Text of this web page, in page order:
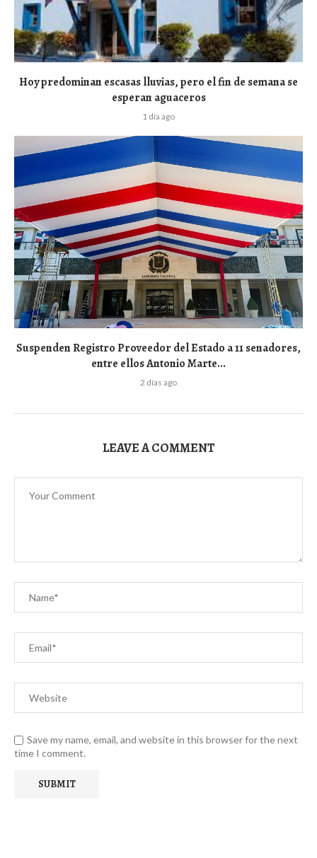
Hoy predominan escasas lluvias, pero el fin de semana se
esperan aguaceros
1 día ago
Suspenden Registro Proveedor del Estado a 11 senadores,
entre ellos Antonio Marte...
2 días ago
LEAVE A COMMENT
Save my name, email, and website in this browser for the next
time I comment.